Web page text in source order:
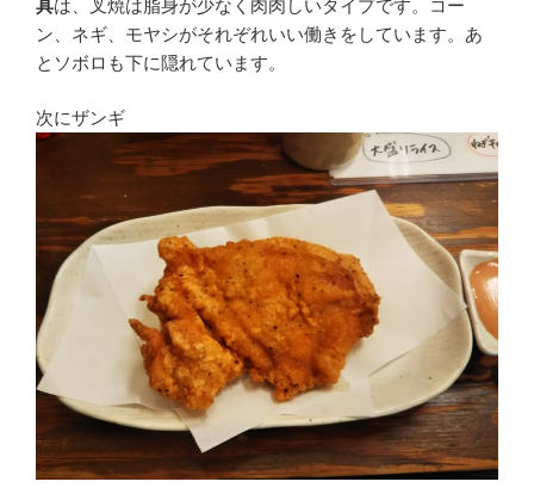
具は、叉焼は脂身が少なく肉肉しいタイプです。コー
ン、ネギ、モヤシがそれぞれいい働きをしています。あ
とソボロも下に隠れています。
次にザンギ